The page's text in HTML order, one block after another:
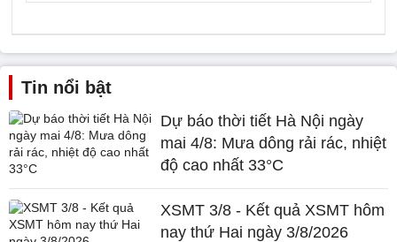
Tin nổi bật
Dự báo thời tiết Hà Nội ngày
mai 4/8: Mưa dông rải rác, nhiệt
độ cao nhất 33°C
XSMT 3/8 - Kết quả XSMT hôm
nay thứ Hai ngày 3/8/2026